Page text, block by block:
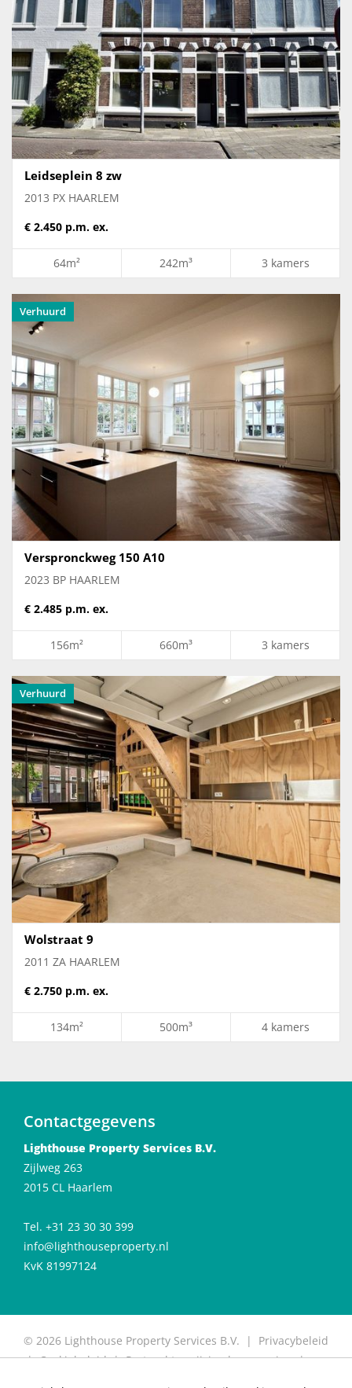
Leidseplein 8 zw
2013 PX HAARLEM
€ 2.450 p.m. ex.
64m² 242m³ 3 kamers
Verhuurd
Verspronckweg 150 A10
2023 BP HAARLEM
€ 2.485 p.m. ex.
156m² 660m³ 3 kamers
Verhuurd
Wolstraat 9
2011 ZA HAARLEM
€ 2.750 p.m. ex.
134m² 500m³ 4 kamers
Contactgegevens
Lighthouse Property Services B.V.
Zijlweg 263
2015 CL Haarlem
Tel. +31 23 30 30 399
info@lighthouseproperty.nl
KvK 81997124
© 2026 Lighthouse Property Services B.V. | Privacybeleid
|Cookiebeleid|Protocol toewijzing huurwoning|